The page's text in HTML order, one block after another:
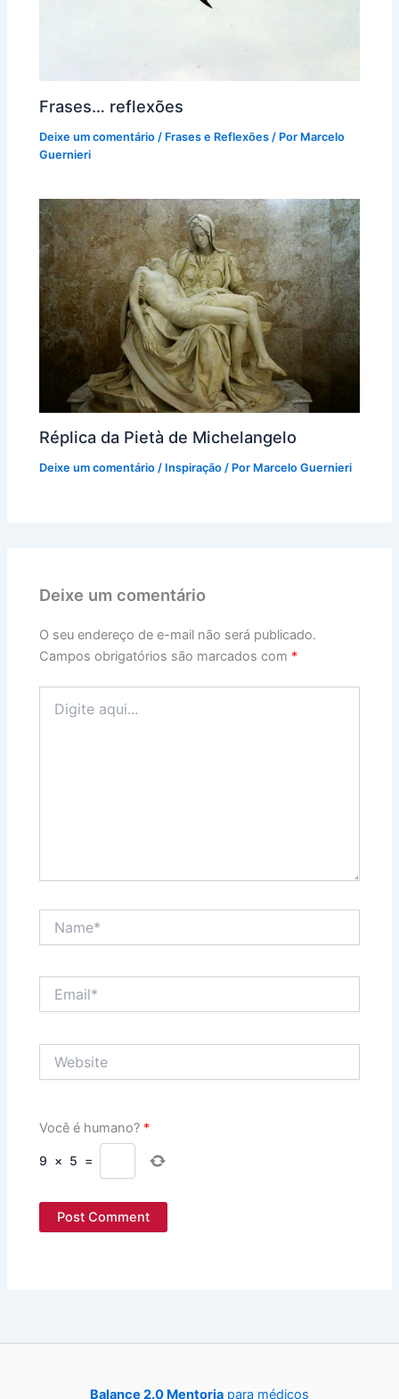
Frases… reflexões
Deixe um comentário / Frases e Reflexões / Por Marcelo
Guernieri
Réplica da Pietà de Michelangelo
Deixe um comentário / Inspiração / Por Marcelo Guernieri
Deixe um comentário
O seu endereço de e-mail não será publicado.
Campos obrigatórios são marcados com *
aqui...
Você é humano? *
9 × 5 =
Balance 2.0 Mentoria para médicos